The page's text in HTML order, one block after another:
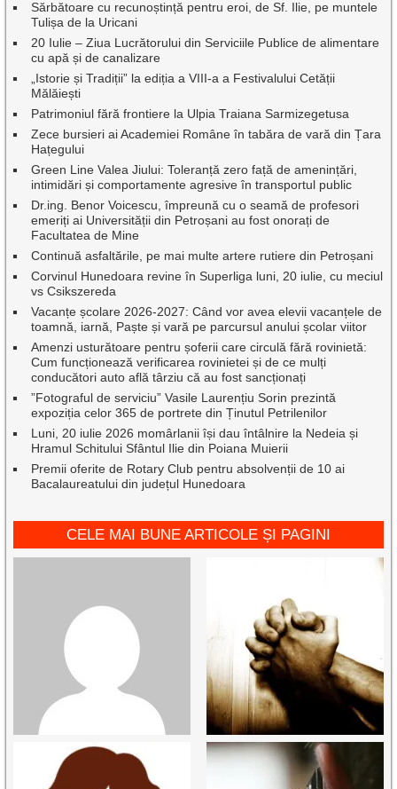
Sărbătoare cu recunoștință pentru eroi, de Sf. Ilie, pe muntele
Tulișa de la Uricani
20 Iulie – Ziua Lucrătorului din Serviciile Publice de alimentare
cu apă și de canalizare
„Istorie și Tradiții” la ediția a VIII-a a Festivalului Cetății
Mălăiești
Patrimoniul fără frontiere la Ulpia Traiana Sarmizegetusa
Zece bursieri ai Academiei Române în tabăra de vară din Țara
Hațegului
Green Line Valea Jiului: Toleranță zero față de amenințări,
intimidări și comportamente agresive în transportul public
Dr.ing. Benor Voicescu, împreună cu o seamă de profesori
emeriți ai Universității din Petroșani au fost onorați de
Facultatea de Mine
Continuă asfaltările, pe mai multe artere rutiere din Petroșani
Corvinul Hunedoara revine în Superliga luni, 20 iulie, cu meciul
vs Csikszereda
Vacanțe școlare 2026-2027: Când vor avea elevii vacanțele de
toamnă, iarnă, Paște și vară pe parcursul anului școlar viitor
Amenzi usturătoare pentru șoferii care circulă fără rovinietă:
Cum funcționează verificarea rovinietei și de ce mulți
conducători auto află târziu că au fost sancționați
”Fotograful de serviciu” Vasile Laurențiu Sorin prezintă
expoziția celor 365 de portrete din Ținutul Petrilenilor
Luni, 20 iulie 2026 momârlanii își dau întâlnire la Nedeia și
Hramul Schitului Sfântul Ilie din Poiana Muierii
Premii oferite de Rotary Club pentru absolvenții de 10 ai
Bacalaureatului din județul Hunedoara
CELE MAI BUNE ARTICOLE ȘI PAGINI